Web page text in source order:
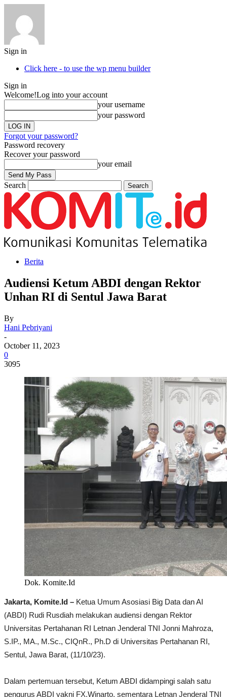
Sign in
Click here - to use the wp menu builder
Sign in
Welcome!Log into your account
your username
your password
Forgot your password?
Password recovery
Recover your password
your email
Search
Berita
Audiensi Ketum ABDI dengan Rektor
Unhan RI di Sentul Jawa Barat
By
Hani Pebriyani
-
October 11, 2023
0
3095
Dok. Komite.Id
Jakarta, Komite.Id – Ketua Umum Asosiasi Big Data dan AI
(ABDI) Rudi Rusdiah melakukan audiensi dengan Rektor
Universitas Pertahanan RI Letnan Jenderal TNI Jonni Mahroza,
S.IP., MA., M.Sc., CIQnR., Ph.D di Universitas Pertahanan RI,
Sentul, Jawa Barat, (11/10/23).
Dalam pertemuan tersebut, Ketum ABDI didampingi salah satu
pengurus ABDI yakni FX.Winarto, sementara Letnan Jenderal TNI